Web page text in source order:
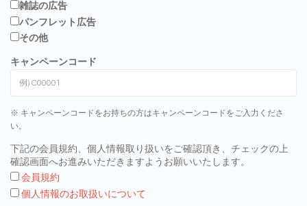
雑誌の広告
パンフレット広告
その他
キャンペーンコード
※ キャンペーンコードをお持ちの方はキャンペーンコードをご入力くださ
い。
下記の会員規約、個人情報取り扱いをご確認頂き、チェックの上
確認画面へお進みいただきますようお願いいたします。
会員規約
個人情報のお取扱いについて